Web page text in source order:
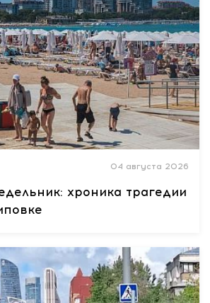
04 августа 2026
хроника трагедии